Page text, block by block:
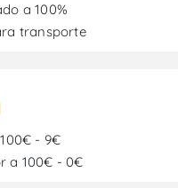
a 100%
transporte
- 9€
a 100€ - 0€